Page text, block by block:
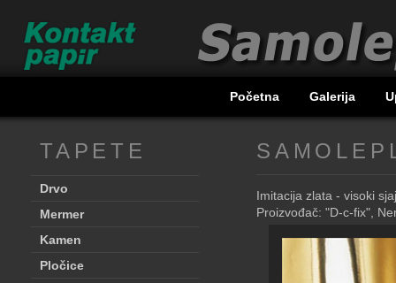
Početna Galerija
TAPETE
Drvo
Mermer
Kamen
Pločice
Imitacija zlata - visoki
Proizvođač: "D-c-fix",